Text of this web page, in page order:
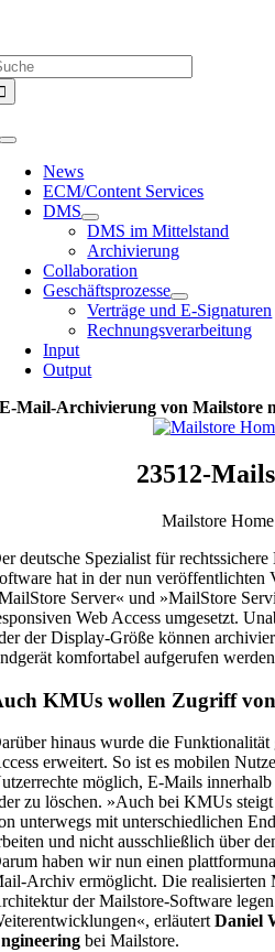
springen
Toggle
Navigation
News
ECM/Content Services
DMS
DMS im Mittelstand
Archivierung
Collaboration
Geschäftsprozesse
Verträge und E-Signaturen
Rechnungsverarbeitung
Input
Output
E-Mail-Archivierung von Mailstore
23512-
Mailstore
deutsche Spezialist für
hat in der nun veröffentlichten
Server« und »MailStore
Web Access umgesetzt.
der Display-Größe können
komfortabel aufgerufen
KMUs wollen Zugriff
hinaus wurde die Funktionalität
erweitert. So ist es mobilen
möglich, E-Mails
zu löschen. »Auch bei KMUs
unterwegs mit unterschiedlichen
und nicht ausschließlich über
haben wir nun einen
Archiv ermöglicht. Die realisierten
der Mailstore-Software
erläutertDaniel
bei Mailstore.